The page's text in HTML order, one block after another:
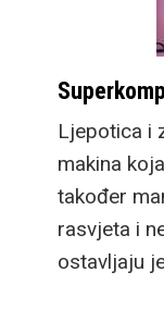
Ljepotica i
makina
također
rasvjeta i
ostavljaju